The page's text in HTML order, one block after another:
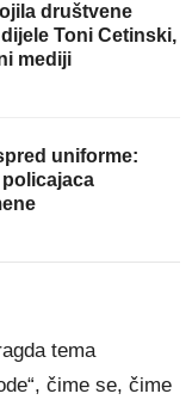
društvene
Toni Cetinski,
mediji
uniforme:
tema
čime se, čime